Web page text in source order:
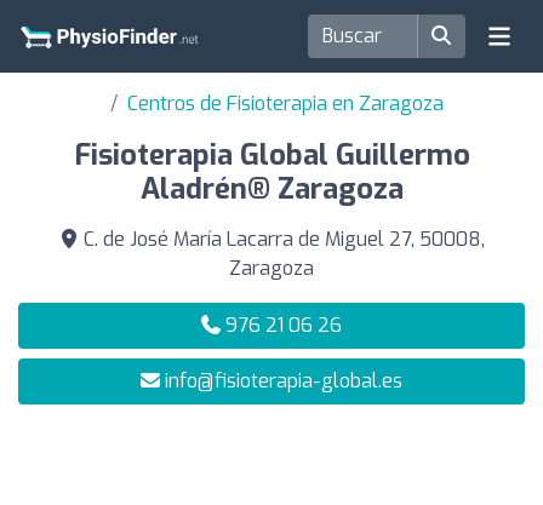
Centros de Fisioterapia en Zaragoza
Fisioterapia Global Guillermo
Aladrén® Zaragoza
C. de José María Lacarra de Miguel 27, 50008,
Zaragoza
976 21 06 26
info@fisioterapia-global.es